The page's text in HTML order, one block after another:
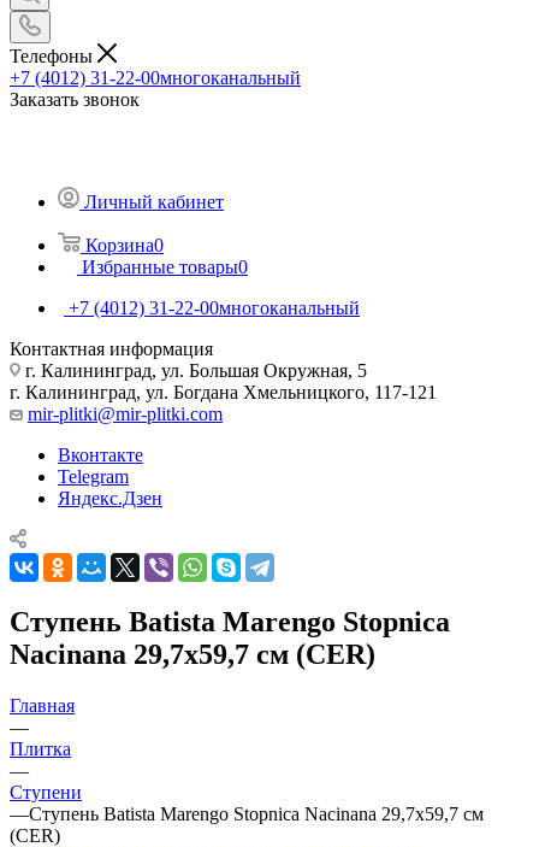
Телефоны
+7 (4012) 31-22-00многоканальный
Заказать звонок
Личный кабинет
Корзина0
Избранные товары0
+7 (4012) 31-22-00многоканальный
Контактная информация
г. Калининград, ул. Большая Окружная, 5
г. Калининград, ул. Богдана Хмельницкого, 117-121
mir-plitki@mir-plitki.com
Вконтакте
Telegram
Яндекс.Дзен
Ступень Batista Marengo Stopnica
Nacinana 29,7x59,7 см (CER)
Главная
—
Плитка
—
Ступени
—Ступень Batista Marengo Stopnica Nacinana 29,7x59,7 см
(CER)